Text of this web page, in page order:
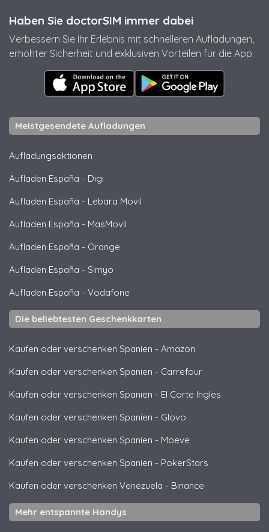
Haben Sie doctorSIM immer dabei
Verbessern Sie Ihr Erlebnis mit schnelleren Aufladungen,
erhöhter Sicherheit und exklusiven Vorteilen für die App.
Meistgesendete Aufladungen
Aufladungsaktionen
Aufladen España - Digi
Aufladen España - Lebara Movil
Aufladen España - MasMovil
Aufladen España - Orange
Aufladen España - Simyo
Aufladen España - Vodafone
Die beliebtesten Geschenkkarten
Kaufen oder verschenken Spanien - Amazon
Kaufen oder verschenken Spanien - Carrefour
Kaufen oder verschenken Spanien - El Corte Ingles
Kaufen oder verschenken Spanien - Glovo
Kaufen oder verschenken Spanien - Moeve
Kaufen oder verschenken Spanien - PokerStars
Kaufen oder verschenken Venezuela - Binance
Mehr entspannte Handys